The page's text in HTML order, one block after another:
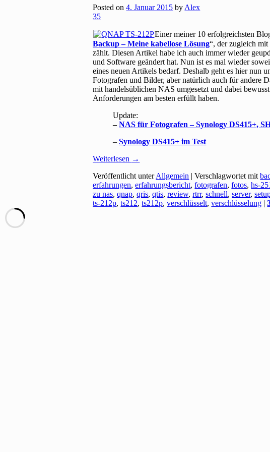
Posted on4. Januar 2015 by Alex
35
Einer meiner 10 erfolgreichsten
Backup – Meine kabellose Lösung“, der zugleich
zählt. Diesen Artikel habe ich auch immer wieder
und Software geändert hat. Nun ist es mal wieder
eines neuen Artikels bedarf. Deshalb geht es hier nun
Fotografen und Bilder, aber natürlich auch für andere
mit handelsüblichen NAS umgesetzt und dabei
Anforderungen am besten erfüllt haben.
Update:
–NAS für Fotografen – Synology DS415+,
–Synology DS415+ im Test
Weiterlesen →
Veröffentlicht unter Allgemein |Verschlagwortet mit
erfahrungen,erfahrungsbericht,fotografen,fotos,hs-
zu nas,qnap,qris,qtis,review,rtrr,schnell,server,
ts-212p,ts212,ts212p,verschlüsselt,verschlüsselung |